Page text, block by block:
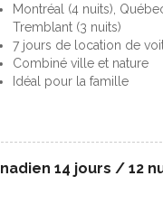
Montréal (4 nuits),
Tremblant (3 nuits)
7 jours de location de
Combiné ville et nature
Idéal pour la famille
14 jours / 12